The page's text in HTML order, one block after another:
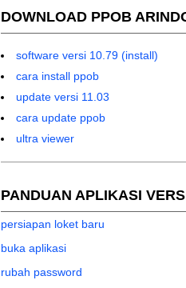
DOWNLOAD PPOB
software versi 10.79 (install)
cara install ppob
update versi 11.03
cara update ppob
ultra viewer
PANDUAN APLIKASI
persiapan loket baru
buka aplikasi
rubah password